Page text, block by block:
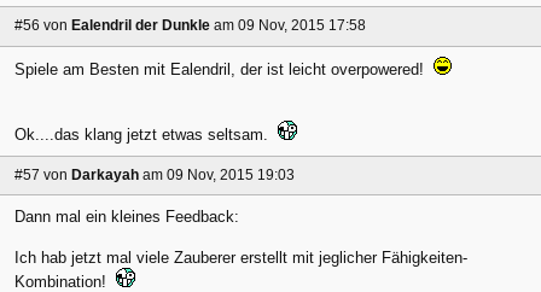
#56 von Ealendril der Dunkle am 09 Nov, 2015 17:58
Spiele am Besten mit Ealendril, der ist leicht overpowered!
Ok....das klang jetzt etwas seltsam.
#57 von Darkayah am 09 Nov, 2015 19:03
Dann mal ein kleines Feedback:
Ich hab jetzt mal viele Zauberer erstellt mit jeglicher Fähigkeiten-
Kombination!